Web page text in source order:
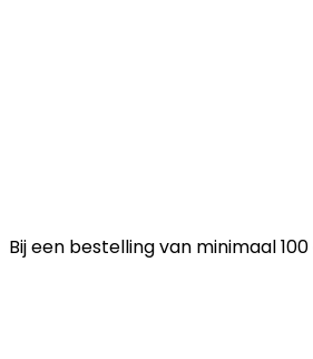
Bij een bestelling van minimaal